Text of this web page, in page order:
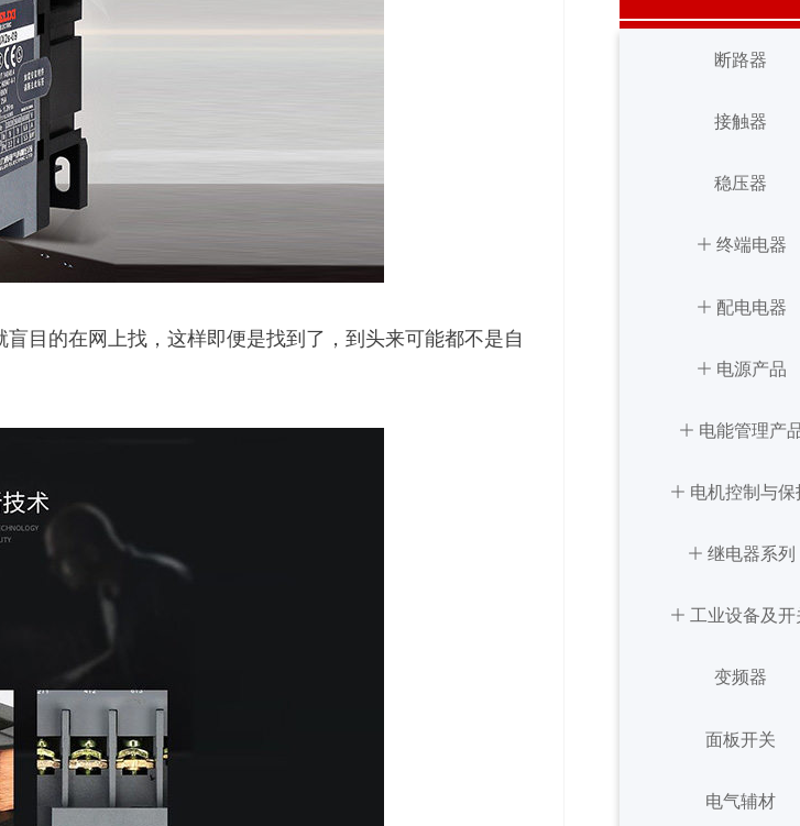
目的在网上找，这样即便是找到了，到头来可能都不是自
断路器
断路器
接触器
接触器
稳压器
稳压器
ꄶ 终端电器
ꄶ 终端电器
ꄶ 配电电器
ꄶ 配电电器
ꄶ 电源产品
ꄶ电源产品
ꄶ 电能管理产
ꄶ电能管理产
ꄶ 电机控制与保
电机控制与保
ꄶ 继电器系列
ꄶ 继电器系列
ꄶ 工业设备及开
工业设备及开
变频器
变频器
面板开关
面板开关
电气辅材